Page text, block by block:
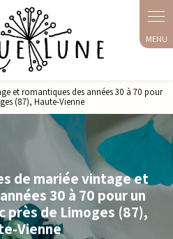
et romantiques des années 30 à 70 pour
(87), Haute-Vienne
de mariée vintage et
30 à 70 pour un
près de Limoges (87),
Vienne